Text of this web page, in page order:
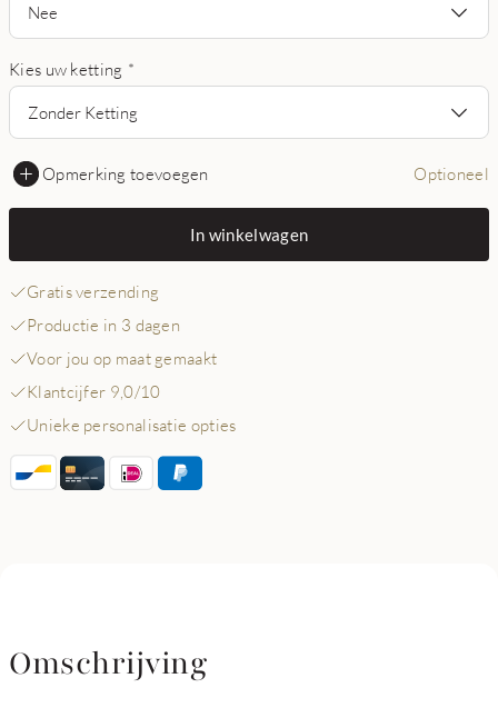
Nee
Kies uw ketting *
Zonder Ketting
Opmerking toevoegen Optioneel
In winkelwagen
Gratis verzending
Productie in 3 dagen
Voor jou op maat gemaakt
Klantcijfer 9,0/10
Unieke personalisatie opties
Omschrijving